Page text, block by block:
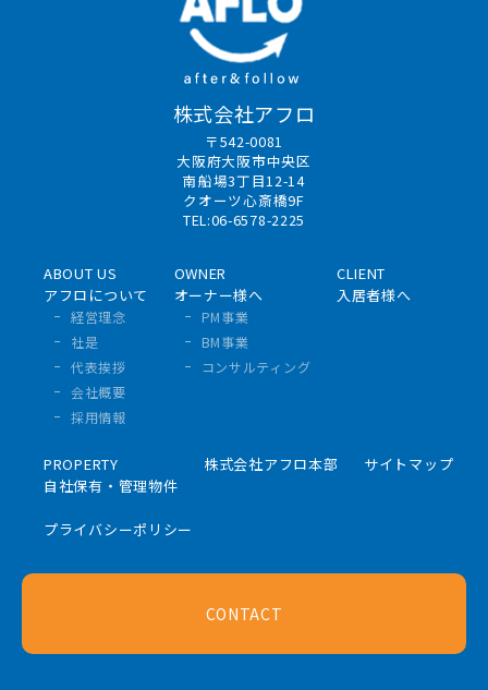
株式会社アフロ
〒542-0081
大阪府大阪市中央区
南船場3丁目12-14
クオーツ心斎橋9F
TEL:06-6578-2225
ABOUT US
アフロについて
経営理念
社是
代表挨拶
会社概要
採用情報
OWNER
オーナー様へ
PM事業
BM事業
コンサルティング
CLIENT
入居者様へ
PROPERTY
自社保有・管理物件
株式会社アフロ本部 サイトマップ
プライバシーポリシー
CONTACT